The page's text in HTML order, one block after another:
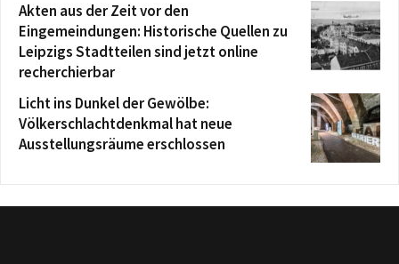
Akten aus der Zeit vor den
Eingemeindungen: Historische Quellen zu
Leipzigs Stadtteilen sind jetzt online
recherchierbar
Licht ins Dunkel der Gewölbe:
Völkerschlachtdenkmal hat neue
Ausstellungsräume erschlossen